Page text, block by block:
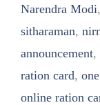
Narendra Modi,
sitharaman,
announcement,
ration card,
online ration